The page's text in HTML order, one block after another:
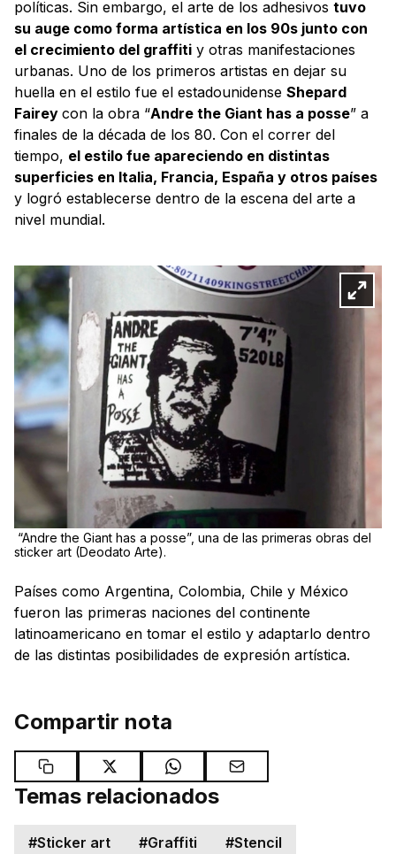
políticas. Sin embargo, el arte de los adhesivos tuvo
su auge como forma artística en los 90s junto con
el crecimiento del graffiti y otras manifestaciones
urbanas. Uno de los primeros artistas en dejar su
huella en el estilo fue el estadounidense Shepard
Fairey con la obra “Andre the Giant has a posse” a
finales de la década de los 80. Con el correr del
tiempo, el estilo fue apareciendo en distintas
superficies en Italia, Francia, España y otros países
y logró establecerse dentro de la escena del arte a
nivel mundial.
“Andre the Giant has a posse”, una de las primeras obras del
sticker art (Deodato Arte).
Países como Argentina, Colombia, Chile y México
fueron las primeras naciones del continente
latinoamericano en tomar el estilo y adaptarlo dentro
de las distintas posibilidades de expresión artística.
Compartir nota
Temas relacionados
#Sticker art #Graffiti #Stencil